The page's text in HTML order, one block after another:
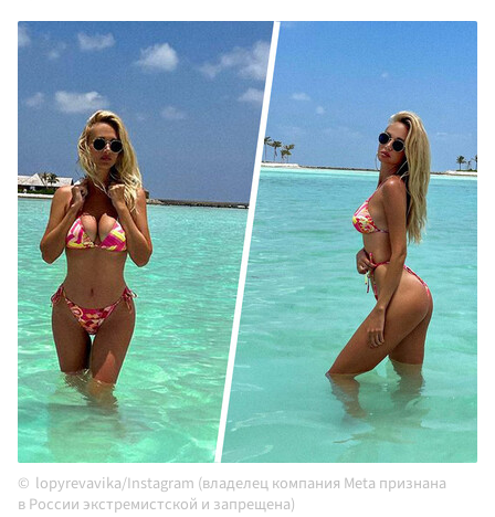
lopyrevavika/Instagram (владелец компания Meta признана
в России экстремистской и запрещена)